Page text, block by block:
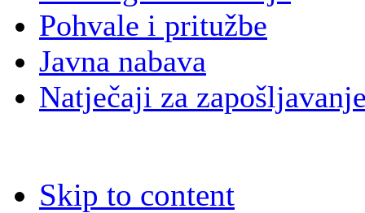
Pohvale i pritužbe
Javna nabava
Natječaji za
Skip to content